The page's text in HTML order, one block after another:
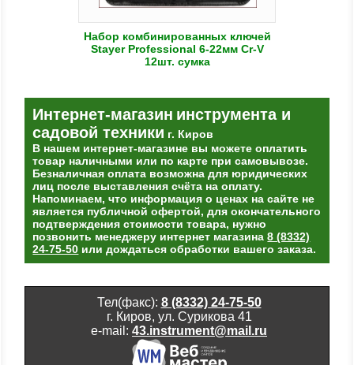
Набор комбинированных ключей
Stayer Professional 6-22мм Cr-V
12шт. сумка
Интернет-магазин инструмента и
садовой техники г. Киров
В нашем интернет-магазине вы можете оплатить
товар наличными или по карте при самовывозе.
Безналичная оплата возможна для юридических
лиц после выставления счёта на оплату.
Напоминаем, что информация о ценах на сайте не
является публичной офертой, для окончательного
подтверждения стоимости товара, нужно
позвонить менеджеру интернет магазина8 (8332)
24-75-50 или дождаться обработки вашего заказа.
Тел(факс): 8 (8332) 24-75-50
г. Киров, ул. Сурикова 41
e-mail: 43.instrument@mail.ru